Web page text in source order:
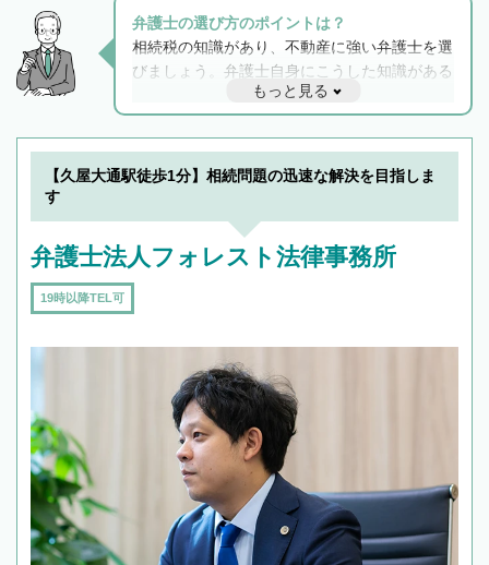
弁護士の選び方のポイントは？
相続税の知識があり、不動産に強い弁護士を選
びましょう。弁護士自身にこうした知識がある
と他士業との連携もスムーズに進み、トラブル
解決のみならず相続をトータルで任せることが
できます。また、相続は感情がからむ分野なの
でフィーリングも重要です。実際に電話や面談
で複数の弁護士と会話をしてウマが合う方に依
もっと見る
【久屋大通駅徒歩1分】相続問題の迅速な解決を目指しま
す
弁護士法人フォレスト法律事務所
19時以降TEL可